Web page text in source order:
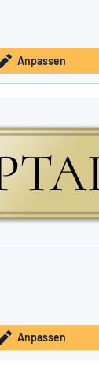
Anpassen
Anpassen